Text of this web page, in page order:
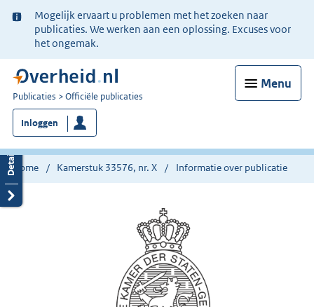
Ter
informatie:
Mogelijk ervaart u problemen met het zoeken naar
publicaties. We werken aan een oplossing. Excuses voor
het ongemak.
Menu
U
bent
nu
hier:
Publicaties Officiële publicaties
Inloggen
Home Kamerstuk 33576, nr. X Informatie over publicatie